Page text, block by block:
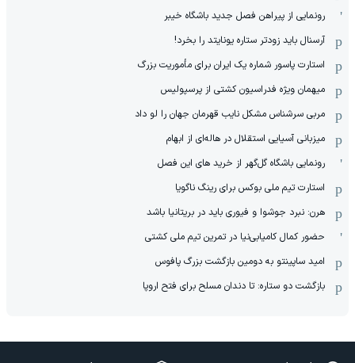
رونمایی از پیراهن فصل جدید باشگاه خیبر
آرسنال باید زودتر ستاره یونایتد را بخرد!
استارت پاسور شماره یک ایران برای مأموریت بزرگ
میهمان ویژه فدراسیون کشتی از پرسپولیس
مربی سرشناس مشکل نایب قهرمان جهان را لو داد
میزبانی آسیایی استقلال در هاله‌ای از ابهام
رونمایی باشگاه گل‌گهر از خرید های این فصل
استارت تیم ملی بوکس برای رینگ ناگویا
هرن: نبرد جوشوا و فیوری باید در بریتانیا باشد
حضور کمال کامیابی‌نیا در تمرین تیم ملی کشتی
امید ساپینتو به دومین بازگشت بزرگ پافوس
بازگشت دو ستاره: تا دندان مسلح برای فتح اروپا